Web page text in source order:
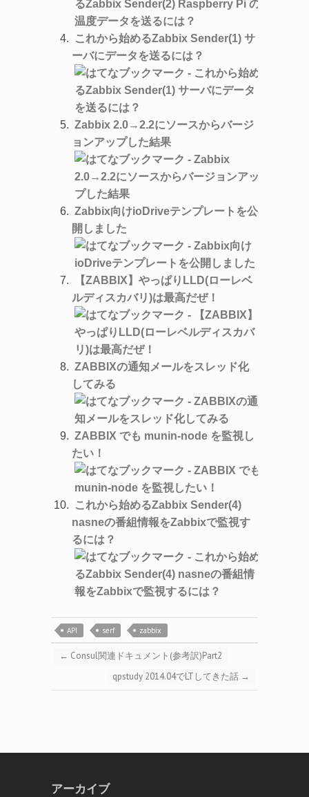
これから始めるZabbix Sender(1) サ
ーバにデータを送るには？
Zabbix 2.0→2.2にソースからバージ
ョンアップした結果
Zabbix向けioDriveテンプレートを公
開しました
【ZABBIX】やっぱりLLD(ローレベ
ルディスカバリ)は最高だぜ！
ZABBIXの通知メールをスレッド化
してみる
ZABBIX でも munin-node を監視し
たい！
これから始めるZabbix Sender(4)
nasneの番組情報をZabbixで監視す
るには？
API serf zabbix
← Consul関連ドキュメント(参考訳)Part2
qpstudy 2014.04でLTしてきた話 →
アーカイブ